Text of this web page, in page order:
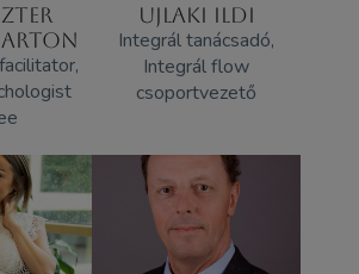
UJLAKI ILDI
Integrál tanácsadó,
Integrál flow
csoportvezető